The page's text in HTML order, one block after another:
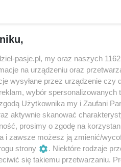
następny
pasje.pl, my oraz naszych
na urządzeniu oraz
wysyłane przez urządzenie czy
wybór
Użytkownika my i Zaufani
aktywnie skanować
prosimy o zgodę na
i zawsze możesz ją zmienić/
strony
. Niektóre rodzaje
się takiemu przetwarzaniu.